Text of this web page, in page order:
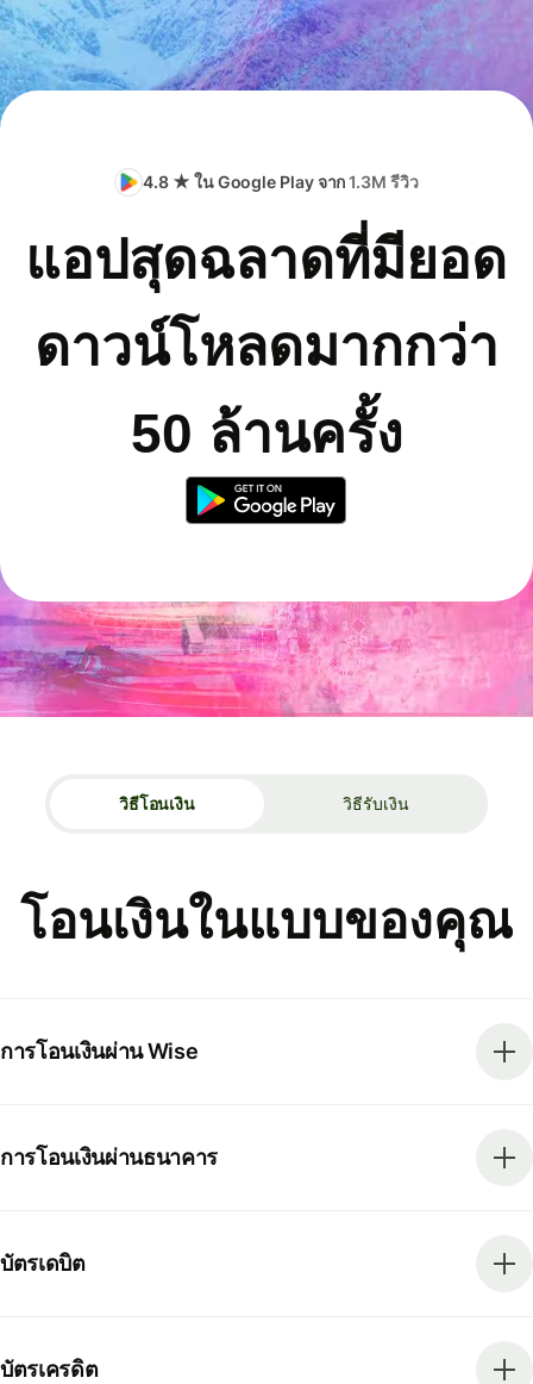
4.8 ★ ใน Google Play จาก1.3M รีวิว
แอปสุดฉลาดที่มียอด
ดาวน์โหลดมากกว่า
50 ล้านครั้ง
วิธีโอนเงิน วิธีรับเงิน
โอนเงินในแบบของคุณ
การโอนเงินผ่าน Wise
การโอนเงินผ่านธนาคาร
บัตรเดบิต
บัตรเครดิต